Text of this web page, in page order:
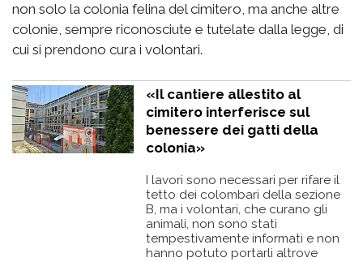
non solo la colonia felina del cimitero, ma anche altre
colonie, sempre riconosciute e tutelate dalla legge, di
cui si prendono cura i volontari.
«Il cantiere allestito al
cimitero interferisce sul
benessere dei gatti della
colonia»
I lavori sono necessari per rifare il
tetto dei colombari della sezione
B, ma i volontari, che curano gli
animali, non sono stati
tempestivamente informati e non
hanno potuto portarli altrove